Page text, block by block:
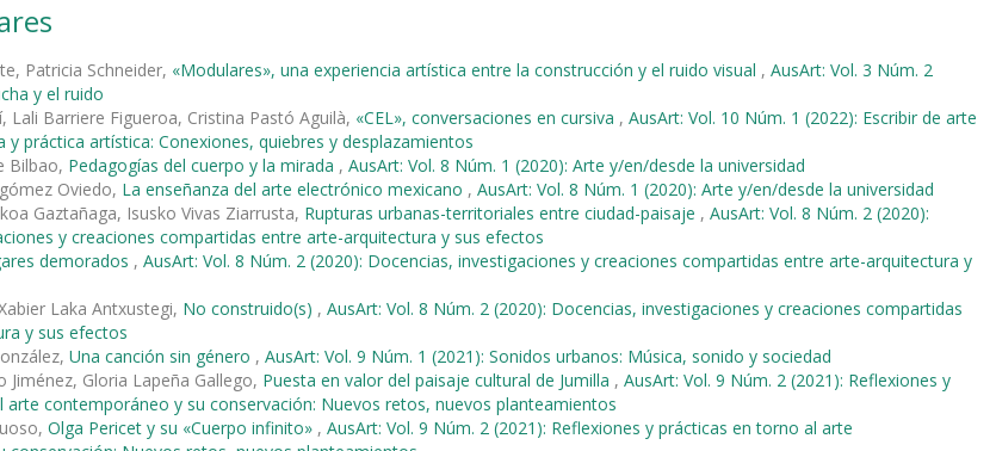
Patricia Schneider, «Modulares», una experiencia artística entre la construcción y el ruido visual , AusArt: Vol. 3 Núm. 2
y el ruido
Lali Barriere Figueroa, Cristina Pastó Aguilà, «CEL», conversaciones en cursiva , AusArt: Vol. 10 Núm. 1 (2022): Escribir de arte
y práctica artística: Conexiones, quiebres y desplazamientos
Bilbao, Pedagogías del cuerpo y la mirada , AusArt: Vol. 8 Núm. 1 (2020): Arte y/en/desde la universidad
Oviedo, La enseñanza del arte electrónico mexicano , AusArt: Vol. 8 Núm. 1 (2020): Arte y/en/desde la universidad
Gaztañaga, Isusko Vivas Ziarrusta, Rupturas urbanas-territoriales entre ciudad-paisaje , AusArt: Vol. 8 Núm. 2 (2020):
y creaciones compartidas entre arte-arquitectura y sus efectos
demorados , AusArt: Vol. 8 Núm. 2 (2020): Docencias, investigaciones y creaciones compartidas entre arte-arquitectura y
Laka Antxustegi, No construido(s) , AusArt: Vol. 8 Núm. 2 (2020): Docencias, investigaciones y creaciones compartidas
y sus efectos
Una canción sin género , AusArt: Vol. 9 Núm. 1 (2021): Sonidos urbanos: Música, sonido y sociedad
Jiménez, Gloria Lapeña Gallego, Puesta en valor del paisaje cultural de Jumilla , AusArt: Vol. 9 Núm. 2 (2021): Reflexiones y
arte contemporáneo y su conservación: Nuevos retos, nuevos planteamientos
Olga Pericet y su «Cuerpo infinito» , AusArt: Vol. 9 Núm. 2 (2021): Reflexiones y prácticas en torno al arte